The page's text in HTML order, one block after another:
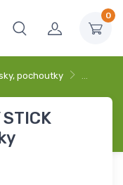
0
pochoutky …